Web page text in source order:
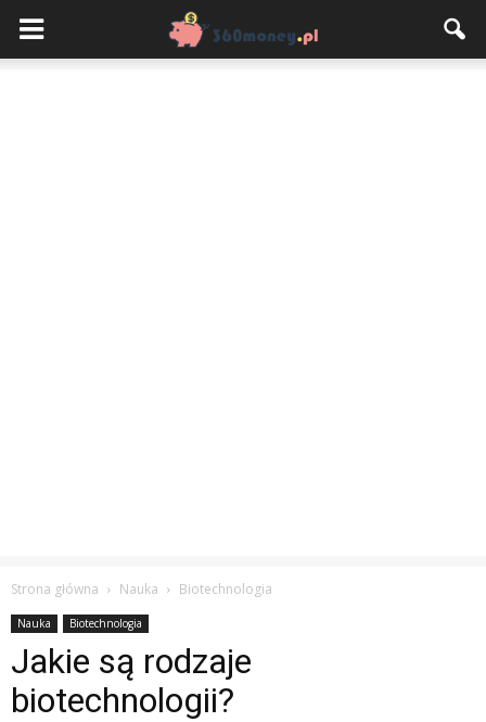
Strona główna Nauka Biotechnologia
Nauka Biotechnologia
Jakie są rodzaje
biotechnologii?